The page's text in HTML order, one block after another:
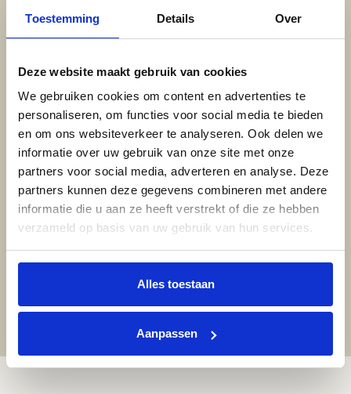
Toestemming Details Over
Deze website maakt gebruik van cookies
We gebruiken cookies om content en advertenties te
personaliseren, om functies voor social media te bieden
en om ons websiteverkeer te analyseren. Ook delen we
informatie over uw gebruik van onze site met onze
partners voor social media, adverteren en analyse. Deze
partners kunnen deze gegevens combineren met andere
informatie die u aan ze heeft verstrekt of die ze hebben
verzameld op basis van uw gebruik van hun services.
Alles toestaan
Aanpassen
Breng een bezoek aan onze showroom
Locatie Amersfoort
Woestijgerweg 133, Amersfoort
Locatie Zeist
Korte Steynlaan 3, Zeist